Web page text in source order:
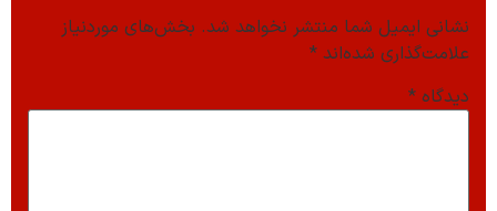
نشانی ایمیل شما منتشر نخواهد شد. بخش‌های موردنیاز
علامت‌گذاری شده‌اند *
دیدگاه *